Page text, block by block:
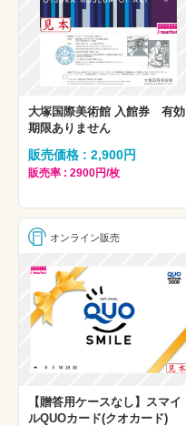
大塚国際美術館 入館券 有効
期限ありません
販売価格 : 2,900円
販売率 : 2900円/枚
オンライン販売
【贈答用ケースなし】スマイ
ルQUOカード(クオカード)